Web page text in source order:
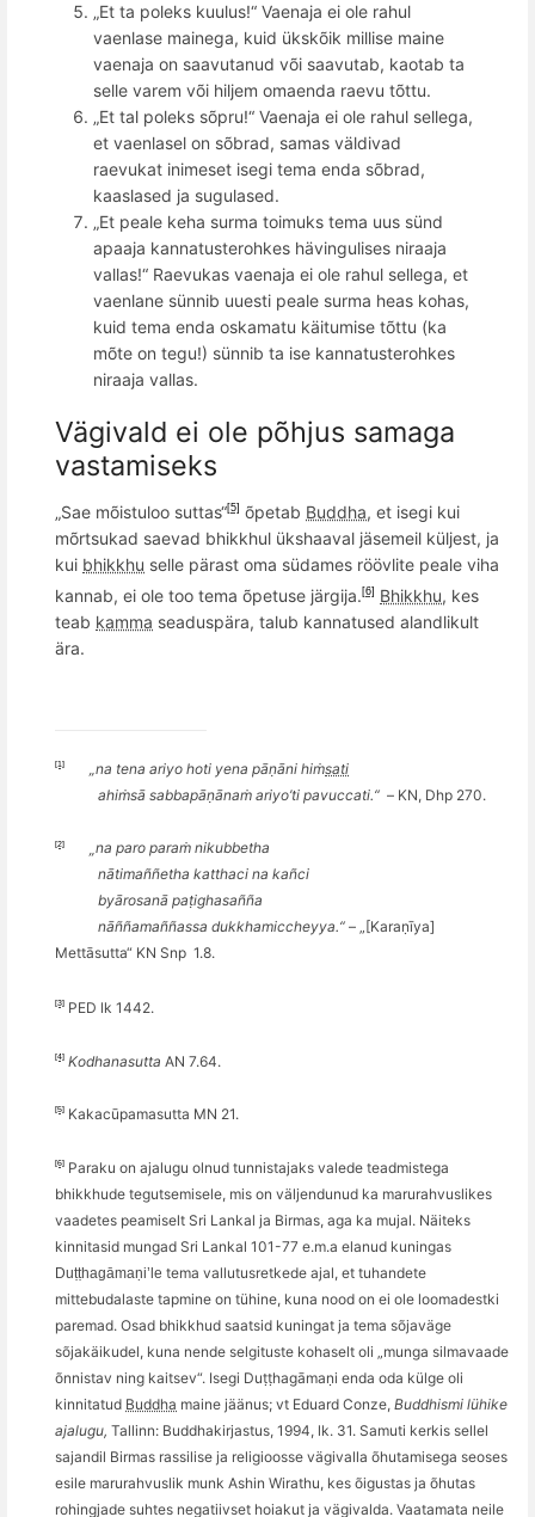
„Et ta poleks kuulus!“ Vaenaja ei ole rahul
vaenlase mainega, kuid ükskõik millise maine
vaenaja on saavutanud või saavutab, kaotab ta
selle varem või hiljem omaenda raevu tõttu.
„Et tal poleks sõpru!“ Vaenaja ei ole rahul sellega,
et vaenlasel on sõbrad, samas väldivad
raevukat inimeset isegi tema enda sõbrad,
kaaslased ja sugulased.
„Et peale keha surma toimuks tema uus sünd
apaaja kannatusterohkes hävingulises niraaja
vallas!“ Raevukas vaenaja ei ole rahul sellega, et
vaenlane sünnib uuesti peale surma heas kohas,
kuid tema enda oskamatu käitumise tõttu (ka
mõte on tegu!) sünnib ta ise kannatusterohkes
niraaja vallas.
Vägivald ei ole põhjus samaga
vastamiseks
„Sae mõistuloo suttas“[5] õpetab Buddha, et isegi kui
mõrtsukad saevad bhikkhul ükshaaval jäsemeil küljest, ja
kui bhikkhu selle pärast oma südames röövlite peale viha
kannab, ei ole too tema õpetuse järgija. [6] Bhikkhu, kes
teab kamma seaduspära, talub kannatused alandlikult
ära.
[1] „na tena ariyo hoti yena pāṇāni hiṁsati
ahiṁsā sabbapāṇānaṁ ariyo’ti pavuccati.“ – KN, Dhp 270.
[2] na paro paraṁ nikubbetha
nātimaññetha katthaci na kañci
byārosanā paṭighasañña
nāññamaññassa duk­kha­mic­cheyya.“ – „[Karaṇīya]
Mettāsutta“ KN Snp 1.8.
[3] PED lk 1442.
[4] Kodhanasutta AN 7.64.
[5] Kakacūpamasutta MN 21.
[6] Paraku on ajalugu olnud tunnistajaks valede teadmistega
bhikkhude tegutsemisele, mis on väljendunud ka marurahvuslikes
vaadetes peamiselt Sri Lankal ja Birmas, aga ka mujal. Näiteks
kinnitasid mungad Sri Lankal 101-77 e.m.a elanud kuningas
Duṭṭhagāmaṇi’le tema vallutusretkede ajal, et tuhandete
mittebudalaste tapmine on tühine, kuna nood on ei ole loomadestki
paremad. Osad bhikkhud saatsid kuningat ja tema sõjaväge
sõjakäikudel, kuna nende selgituste kohaselt oli „munga silmavaade
õnnistav ning kaitsev“. Isegi Duṭṭhagāmaṇi enda oda külge oli
kinnitatud Buddha maine jäänus; vt Eduard Conze, Buddhismi lühike
ajalugu, Tallinn: Buddhakirjastus, 1994, lk. 31. Samuti kerkis sellel
sajandil Birmas rassilise ja religioosse vägivalla õhutamisega seoses
esile marurahvuslik munk Ashin Wirathu, kes õigustas ja õhutas
rohingjade suhtes negatiivset hoiakut ja vägivalda. Vaatamata neile